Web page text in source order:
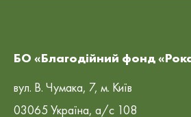
БО «Благодійний фонд
вул. В. Чумака, 7, м. Київ
03065 Україна, а/с 108